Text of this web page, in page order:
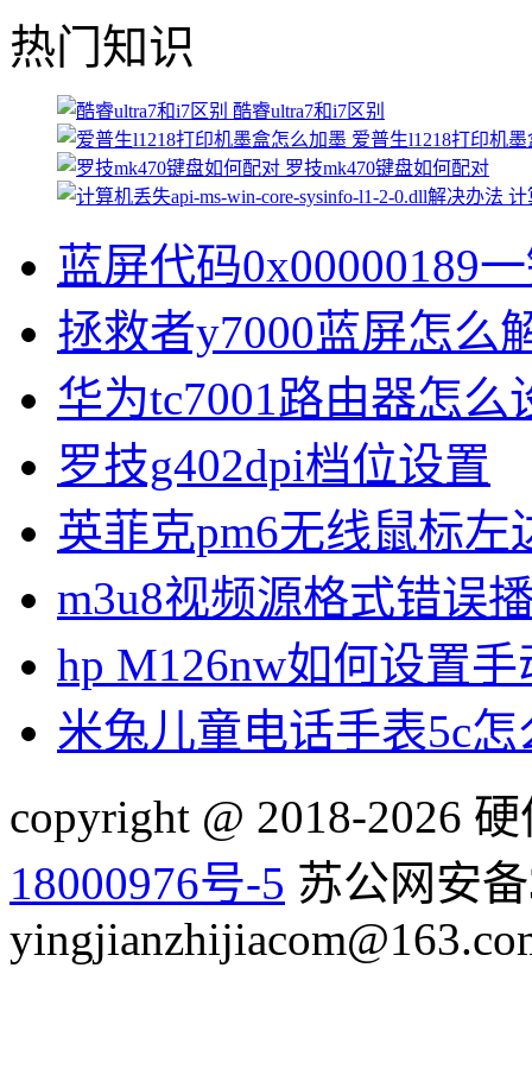
热门知识
酷睿ultra7和i7区别
爱普生l1218打印机
罗技mk470键盘如何配对
计
蓝屏代码0x00000189
拯救者y7000蓝屏怎么
华为tc7001路由器怎么
罗技g402dpi档位设置
英菲克pm6无线鼠标左
m3u8视频源格式错误
hp M126nw如何设置
米兔儿童电话手表5c
copyright @ 2018-2026
18000976号-5 苏公网安